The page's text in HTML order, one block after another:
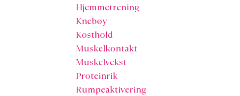
Hjemmetrening
Knebøy
Kosthold
Muskelkontakt
Muskelvekst
Proteinrik
Rumpeaktivering